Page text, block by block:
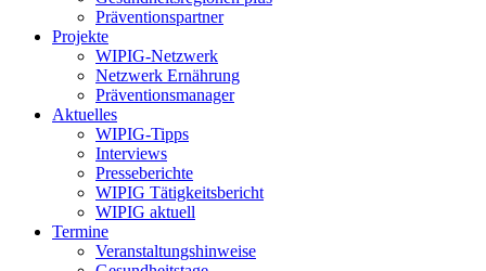
Präventionspartner
Projekte
WIPIG-Netzwerk
Netzwerk Ernährung
Präventionsmanager
Aktuelles
WIPIG-Tipps
Interviews
Presseberichte
WIPIG Tätigkeitsbericht
WIPIG aktuell
Termine
Veranstaltungshinweise